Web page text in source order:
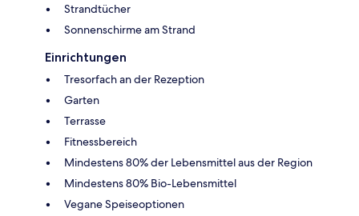
Strandtücher
Sonnenschirme am Strand
Einrichtungen
Tresorfach an der Rezeption
Garten
Terrasse
Fitnessbereich
Mindestens 80% der Lebensmittel aus der Region
Mindestens 80% Bio-Lebensmittel
Vegane Speiseoptionen